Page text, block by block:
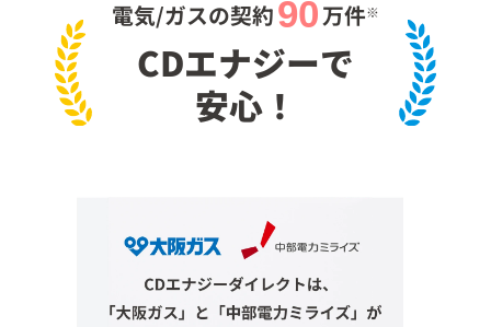
電気/ガスの契約90万件※
CDエナジーで
安心！